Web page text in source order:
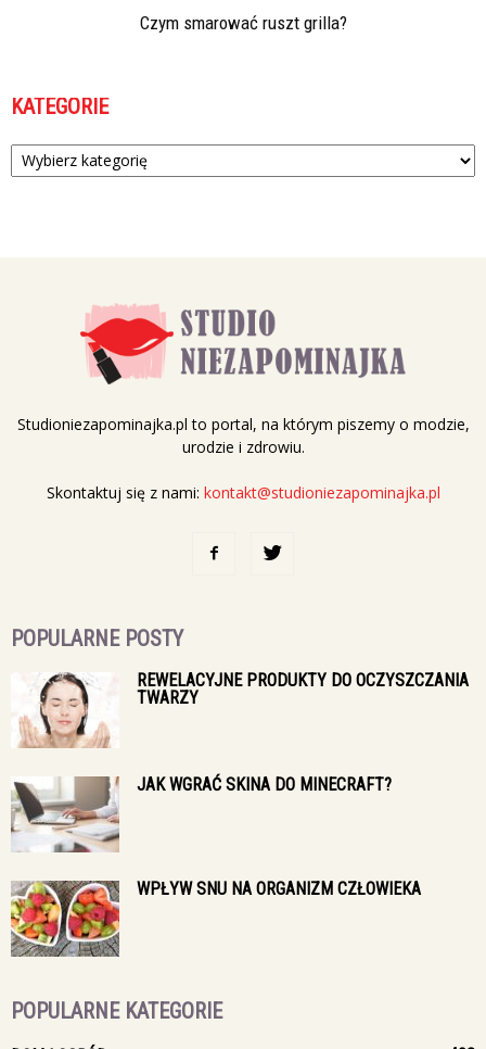
Czym smarować ruszt grilla?
KATEGORIE
Kategorie
Studioniezapominajka.pl to portal, na którym piszemy o modzie,
urodzie i zdrowiu.
Skontaktuj się z nami: kontakt@studioniezapominajka.pl
POPULARNE POSTY
REWELACYJNE PRODUKTY DO OCZYSZCZANIA
TWARZY
JAK WGRAĆ SKINA DO MINECRAFT?
WPŁYW SNU NA ORGANIZM CZŁOWIEKA
POPULARNE KATEGORIE